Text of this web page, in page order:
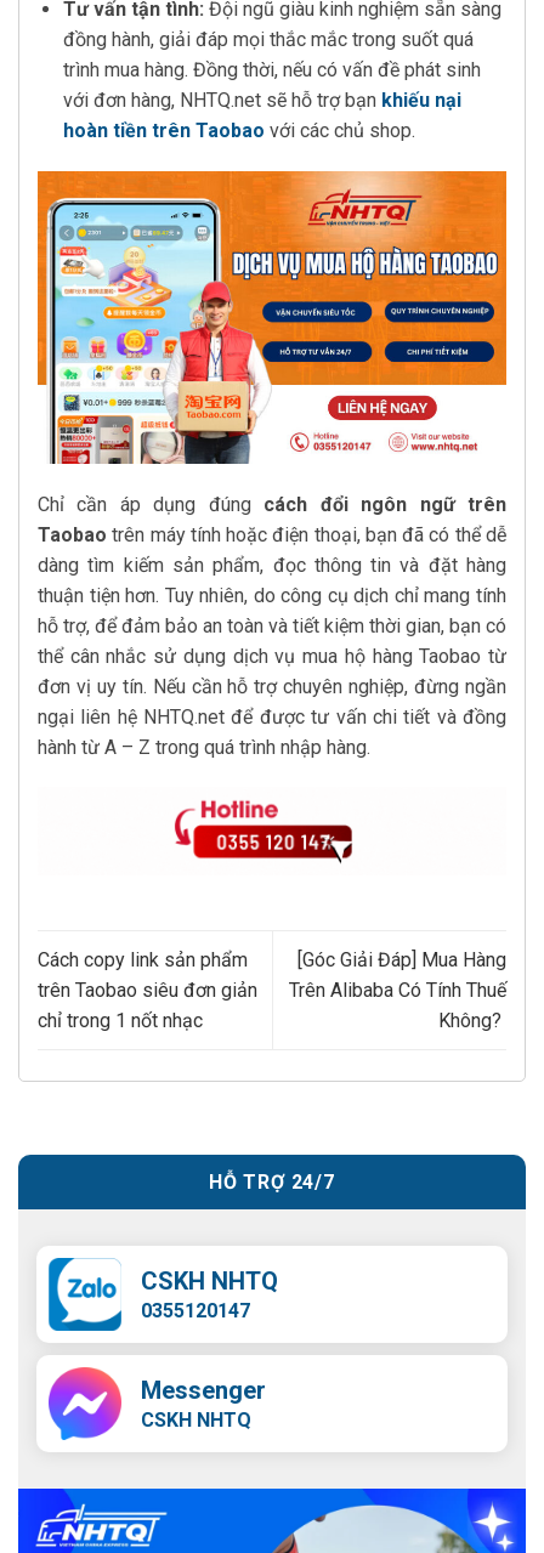
Tư vấn tận tình: Đội ngũ giàu kinh nghiệm sẵn sàng
đồng hành, giải đáp mọi thắc mắc trong suốt quá
trình mua hàng. Đồng thời, nếu có vấn đề phát sinh
với đơn hàng, NHTQ.net sẽ hỗ trợ bạn khiếu nại
hoàn tiền trên Taobao với các chủ shop.
Chỉ cần áp dụng đúng cách đổi ngôn ngữ trên
Taobao trên máy tính hoặc điện thoại, bạn đã có thể dễ
dàng tìm kiếm sản phẩm, đọc thông tin và đặt hàng
thuận tiện hơn. Tuy nhiên, do công cụ dịch chỉ mang tính
hỗ trợ, để đảm bảo an toàn và tiết kiệm thời gian, bạn có
thể cân nhắc sử dụng dịch vụ mua hộ hàng Taobao từ
đơn vị uy tín. Nếu cần hỗ trợ chuyên nghiệp, đừng ngần
ngại liên hệ NHTQ.net để được tư vấn chi tiết và đồng
hành từ A – Z trong quá trình nhập hàng.
Cách copy link sản phẩm
trên Taobao siêu đơn giản
chỉ trong 1 nốt nhạc
[Góc Giải Đáp] Mua Hàng
Trên Alibaba Có Tính Thuế
Không?
HỖ TRỢ 24/7
CSKH NHTQ
0355120147
Messenger
CSKH NHTQ